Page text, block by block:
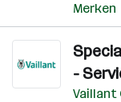
Merken
-
Vaillant